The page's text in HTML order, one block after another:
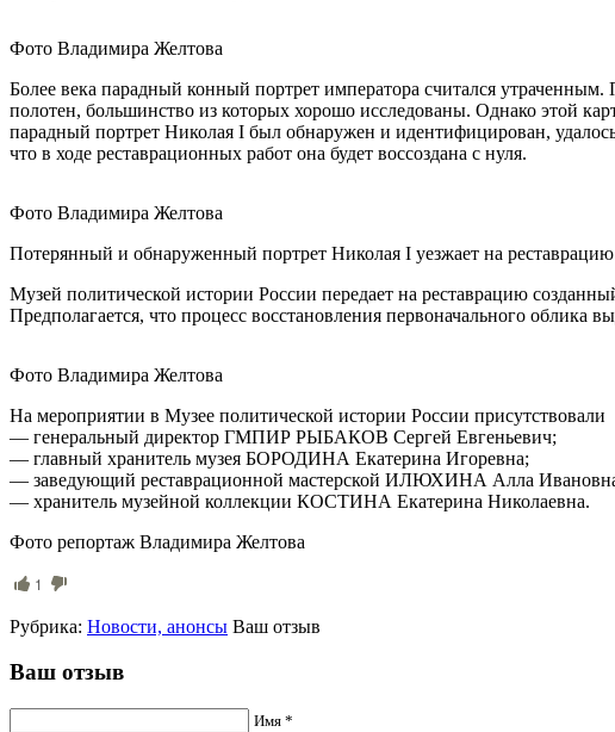
Фото Владимира Желтова
Более века парадный конный портрет императора считался
полотен, большинство из которых хорошо исследованы. Однако этой
парадный портрет Николая I был обнаружен и идентифицирован,
что в ходе реставрационных работ она будет воссоздана с нуля.
Фото Владимира Желтова
Потерянный и обнаруженный портрет Николая I уезжает на реставрацию
Музей политической истории России передает на реставрацию
Предполагается, что процесс восстановления первоначального
Фото Владимира Желтова
На мероприятии в Музее политической истории России присутствовали
— генеральный директор ГМПИР РЫБАКОВ Сергей Евгеньевич;
— главный хранитель музея БОРОДИНА Екатерина Игоревна;
— заведующий реставрационной мастерской ИЛЮХИНА Алла
— хранитель музейной коллекции КОСТИНА Екатерина Николаевна.
Фото репортаж Владимира Желтова
1
Рубрика: Новости, анонсы Ваш отзыв
Ваш отзыв
Имя *